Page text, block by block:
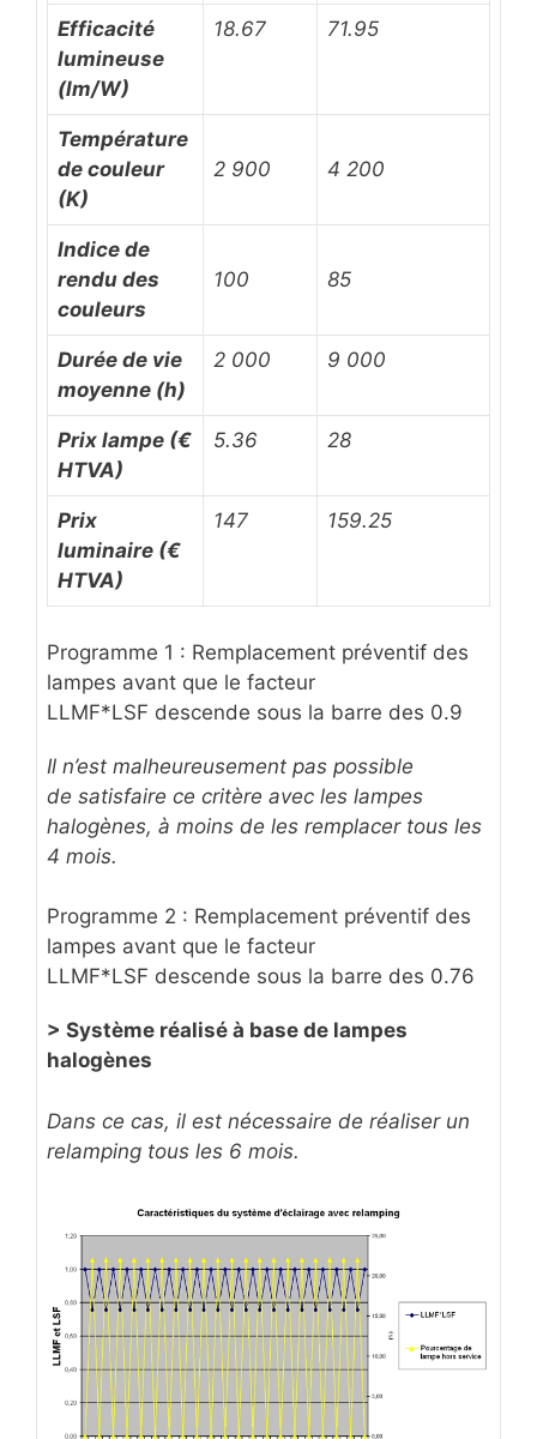
Efficacité
lumineuse
(lm/W)
18.67 71.95
Température
de couleur
(K)
2 900 4 200
Indice de
rendu des
couleurs
100 85
Durée de vie
moyenne (h)
2 000 9 000
Prix lampe (€
HTVA)
5.36 28
Prix
luminaire (€
HTVA)
147 159.25
Programme 1 : Remplacement préventif des
lampes avant que le facteur
LLMF*LSF descende sous la barre des 0.9
Il n’est malheureusement pas possible
de satisfaire ce critère avec les lampes
halogènes, à moins de les remplacer tous les
4 mois.
Programme 2 : Remplacement préventif des
lampes avant que le facteur
LLMF*LSF descende sous la barre des 0.76
> Système réalisé à base de lampes
halogènes
Dans ce cas, il est nécessaire de réaliser un
relamping tous les 6 mois.